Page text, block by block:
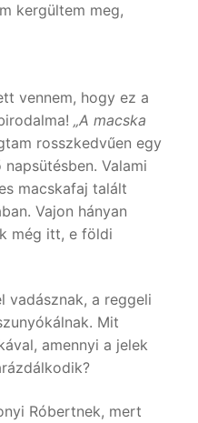
kergültem meg,
vennem, hogy ez a
„A macska
rosszkedvűen egy
Valami
macskafaj talált
Vajon hányan
még itt, e földi
vadásznak, a reggeli
Mit
amennyi a jelek
Róbertnek, mert